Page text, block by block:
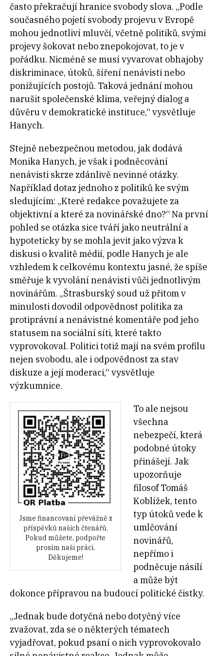
často překračují hranice svobody slova. „Podle
současného pojetí svobody projevu v Evropě
mohou jednotliví mluvčí, včetně politiků, svými
projevy šokovat nebo znepokojovat, to je v
pořádku. Nicméně se musí vyvarovat obhajoby
diskriminace, útoků, šíření nenávisti nebo
ponižujících postojů. Taková jednání mohou
narušit společenské klima, veřejný dialog a
důvěru v demokratické instituce,“ vysvětluje
Hanych.
Stejně nebezpečnou metodou, jak dodává
Monika Hanych, je však i podněcování
nenávisti skrze zdánlivě nevinné otázky.
Například dotaz jednoho z politiků ke svým
sledujícím: „Které redakce považujete za
objektivní a které za novinářské dno?“ Na první
pohled se otázka sice tváří jako neutrální a
hypoteticky by se mohla jevit jako výzva k
diskusi o kvalitě médií, podle Hanych je ale
vzhledem k celkovému kontextu jasné, že spíše
směřuje k vyvolání nenávisti vůči jednotlivým
novinářům. „Štrasburský soud už přitom v
minulosti dovodil odpovědnost politika za
protiprávní a nenávistné komentáře pod jeho
statusem na sociální síti, které takto
vyprovokoval. Politici totiž mají na svém profilu
nejen svobodu, ale i odpovědnost za stav
diskuze a její moderaci,“ vysvětluje
výzkumnice.
Jsme financovaní převážně z
příspěvků našich čtenářů.
Pokud můžete, podpořte
prosím naši práci.
Děkujeme!
To ale nejsou
všechna
nebezpečí, která
podobné útoky
přinášejí. Jak
upozorňuje
filosof Tomáš
Koblížek, tento
typ útoků vede k
umlčování
novinářů,
nepřímo i
podněcuje násilí
a může být
dokonce přípravou na budoucí politické čistky.
„Jednak bude dotyčná nebo dotyčný více
zvažovat, zda se o některých tématech
vyjadřovat, pokud psaní o nich vyprovokovalo